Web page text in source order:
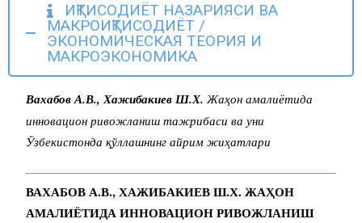
ИҚТИСОДИЁТ НАЗАРИЯСИ ВА
МАКРОИҚТИСОДИЁТ /
ЭКОНОМИЧЕСКАЯ ТЕОРИЯ И
МАКРОЭКОНОМИКА
Вахабов А.В., Хажибакиев Ш.Х. Жаҳон амалиётида
инновацион ривожланиш тажрибаси ва уни
Ўзбекистонда қўллашнинг айрим жиҳатлари
ВАХАБОВ А.В., ХАЖИБАКИЕВ Ш.Х. ЖАҲОН
АМАЛИЁТИДА ИННОВАЦИОН РИВОЖЛАНИШ